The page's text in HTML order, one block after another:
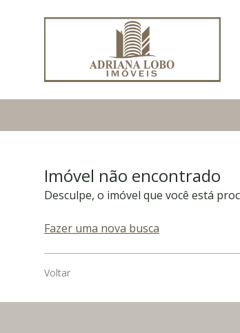
Imóvel não encontrado
Desculpe, o imóvel que você está
Fazer uma nova busca
Voltar